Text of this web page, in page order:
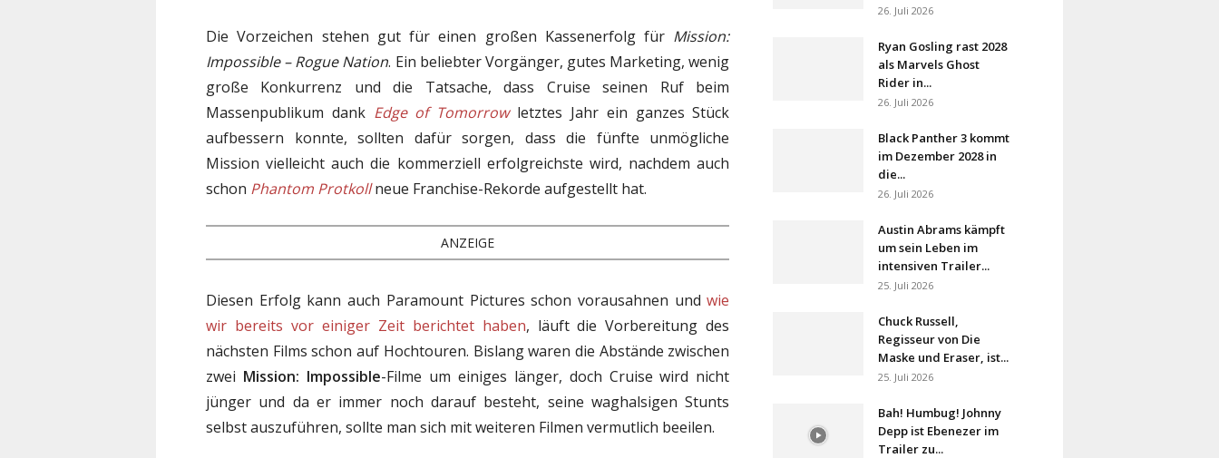
Die Vorzeichen stehen gut für einen großen Kassenerfolg für Mission:
Impossible – Rogue Nation. Ein beliebter Vorgänger, gutes Marketing, wenig
große Konkurrenz und die Tatsache, dass Cruise seinen Ruf beim
Massenpublikum dank Edge of Tomorrowletztes Jahr ein ganzes Stück
aufbessern konnte, sollten dafür sorgen, dass die fünfte unmögliche
Mission vielleicht auch die kommerziell erfolgreichste wird, nachdem auch
schon Phantom Protkollneue Franchise-Rekorde aufgestellt hat.
ANZEIGE
Diesen Erfolg kann auch Paramount Pictures schon vorausahnen undwie
wir bereits vor einiger Zeit berichtet haben, läuft die Vorbereitung des
nächsten Films schon auf Hochtouren. Bislang waren die Abstände zwischen
zwei Mission: Impossible-Filme um einiges länger, doch Cruise wird nicht
jünger und da er immer noch darauf besteht, seine waghalsigen Stunts
selbst auszuführen, sollte man sich mit weiteren Filmen vermutlich beeilen.
26. Juli 2026
Ryan Gosling rast 2028
als Marvels Ghost
Rider in...
26. Juli 2026
Black Panther 3 kommt
im Dezember 2028 in
die...
26. Juli 2026
Austin Abrams kämpft
um sein Leben im
intensiven Trailer...
25. Juli 2026
Chuck Russell,
Regisseur von Die
Maske und Eraser, ist...
25. Juli 2026
Bah! Humbug! Johnny
Depp ist Ebenezer im
Trailer zu...